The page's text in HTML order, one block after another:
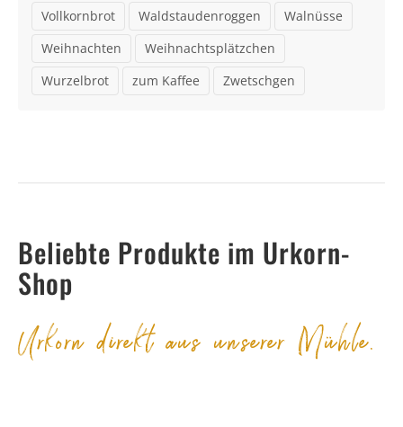
Vollkornbrot
Waldstaudenroggen
Walnüsse
Weihnachten
Weihnachtsplätzchen
Wurzelbrot
zum Kaffee Zwetschgen
Beliebte Produkte im Urkorn-
Shop
Urkorn direkt aus unserer Mühle.